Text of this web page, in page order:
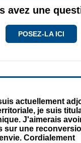
avez une
POSEZ-LA ICI
actuellement
je suis
J'aimerais
sur une
Cordialement